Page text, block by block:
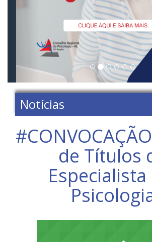
Notícias
de Títulos
Especialista